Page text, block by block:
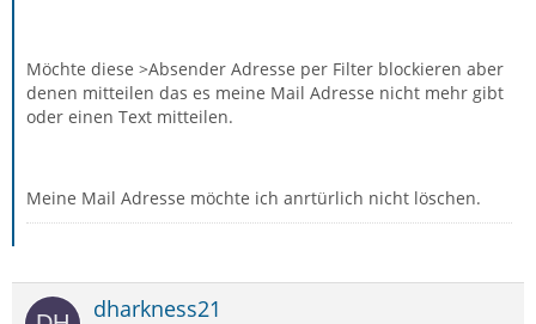
Möchte diese >Absender Adresse per Filter blockieren aber
denen mitteilen das es meine Mail Adresse nicht mehr gibt
oder einen Text mitteilen.
Meine Mail Adresse möchte ich anrtürlich nicht löschen.
dharkness21